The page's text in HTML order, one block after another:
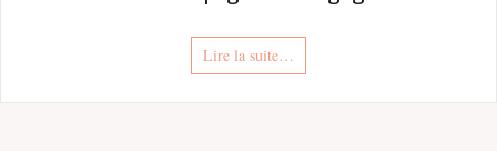
Lire la suite…